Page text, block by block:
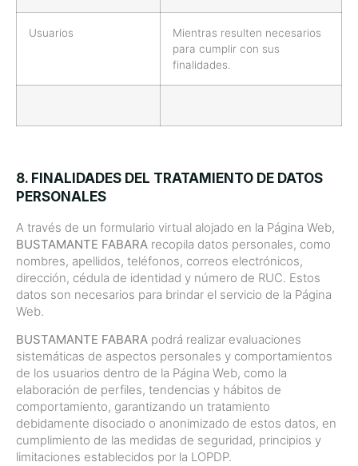
Usuarios
Mientras resulten necesarios
para cumplir con sus
finalidades.
8. FINALIDADES DEL TRATAMIENTO DE DATOS
PERSONALES
A través de un formulario virtual alojado en la Página Web,
BUSTAMANTE FABARA recopila datos personales, como
nombres, apellidos, teléfonos, correos electrónicos,
dirección, cédula de identidad y número de RUC. Estos
datos son necesarios para brindar el servicio de la Página
Web.
BUSTAMANTE FABARA podrá realizar evaluaciones
sistemáticas de aspectos personales y comportamientos
de los usuarios dentro de la Página Web, como la
elaboración de perfiles, tendencias y hábitos de
comportamiento, garantizando un tratamiento
debidamente disociado o anonimizado de estos datos, en
cumplimiento de las medidas de seguridad, principios y
limitaciones establecidos por la LOPDP.